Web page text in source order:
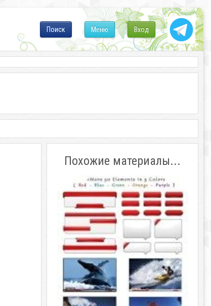
Вход
Меню
Поиск
Похожие материалы...